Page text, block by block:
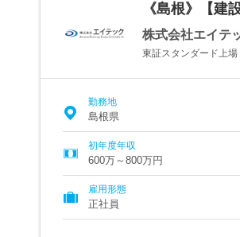
《島根》【
株式会社エイテ
東証スタンダード上
勤務地
島根県
初年度年収
600万～800万円
雇用形態
正社員